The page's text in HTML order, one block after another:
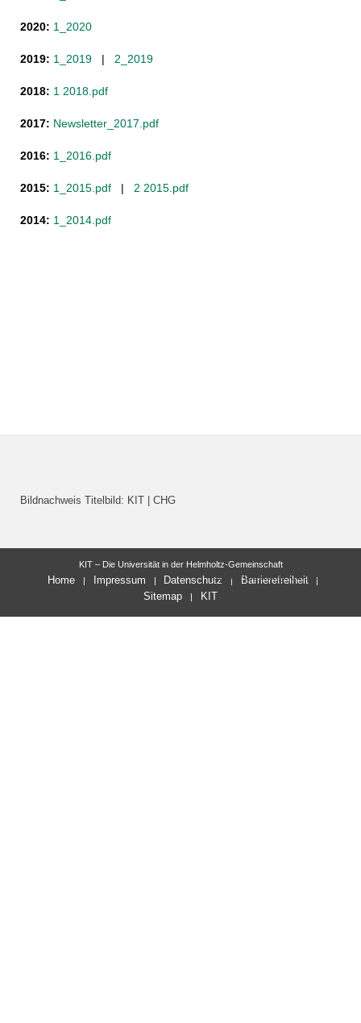
2020: 1_2020
2019: 1_2019| 2_2019
2018: 1 2018.pdf
2017: Newsletter_2017.pdf
2016: 1_2016.pdf
2015: 1_2015.pdf| 2 2015.pdf
2014: 1_2014.pdf
Bildnachweis Titelbild: KIT | CHG
letzte Änderung: 30.10.2025
KIT – Die Universität in der Helmholtz-Gemeinschaft
Home Impressum Datenschutz
Barrierefreiheit
Sitemap
KIT